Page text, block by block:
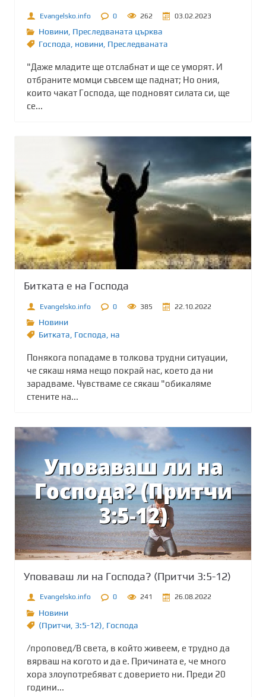
Evangelsko.info 0 262 03.02.2023
Новини, Преследваната църква
Господа, новини, Преследваната
"Даже младите ще отслабнат и ще се уморят. И
отбраните момци съвсем ще паднат; Но ония,
които чакат Господа, ще подновят силата си, ще
се...
Битката е на Господа
Evangelsko.info 0 385 22.10.2022
Новини
Битката Господа на
Понякога попадаме в толкова трудни ситуации,
че сякаш няма нещо покрай нас, което да ни
зарадваме. Чувстваме се сякаш "обикаляме
стените на...
Уповаваш ли на Господа? (Притчи 3:5-12)
Evangelsko.info 0 241 26.08.2022
Новини
(Притчи 3:5-12) Господа
/проповед/В света, в който живеем, е трудно да
вярваш на когото и да е. Причината е, че много
хора злоупотребяват с доверието ни. Преди 20
години...